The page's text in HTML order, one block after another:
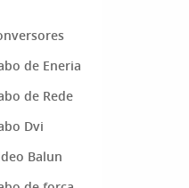
de Eneria
de Rede
Dvi
Balun